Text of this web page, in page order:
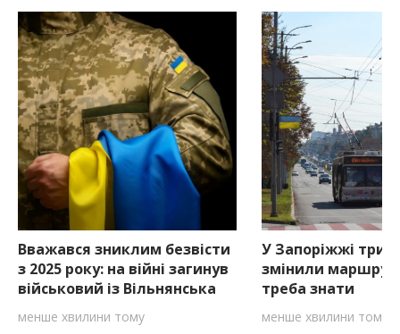
Вважався зниклим безвісти
з 2025 року: на війні загинув
військовий із Вільнянська
менше хвилини тому
У Запоріжжі три
змінили
треба знати
менше хвилини тому